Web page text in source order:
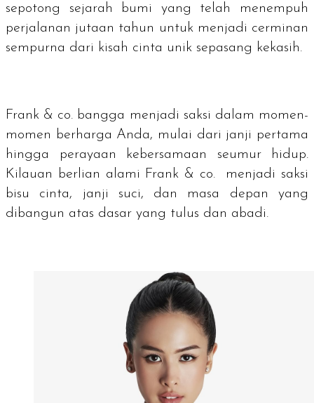
sepotong sejarah bumi yang telah menempuh
perjalanan jutaan tahun untuk menjadi cerminan
sempurna dari kisah cinta unik sepasang kekasih.
Frank & co. bangga menjadi saksi dalam momen-
momen berharga Anda, mulai dari janji pertama
hingga perayaan kebersamaan seumur hidup.
Kilauan berlian alami Frank & co. menjadi saksi
bisu cinta, janji suci, dan masa depan yang
dibangun atas dasar yang tulus dan abadi.